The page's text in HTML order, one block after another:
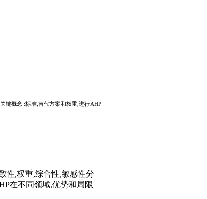
键概念 :标准,替代方案和权重,进行AHP
性,权重,综合性,敏感性分
在不同领域,优势和局限